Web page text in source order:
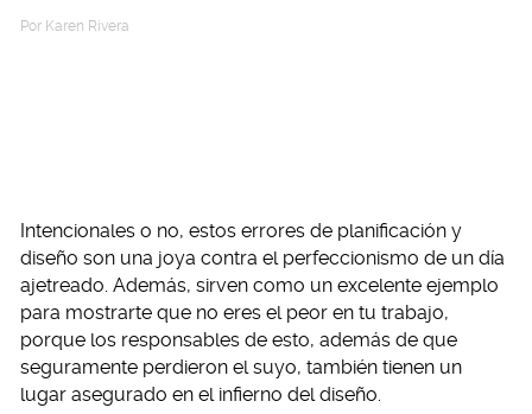
Por Karen Rivera
Intencionales o no, estos errores de planificación y
diseño son una joya contra el perfeccionismo de un día
ajetreado. Además, sirven como un excelente ejemplo
para mostrarte que no eres el peor en tu trabajo,
porque los responsables de esto, además de que
seguramente perdieron el suyo, también tienen un
lugar asegurado en el infierno del diseño.